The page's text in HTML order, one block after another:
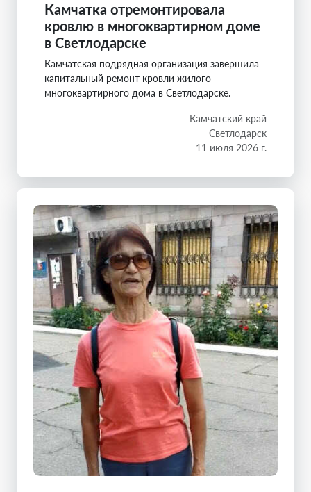
Камчатка отремонтировала
кровлю в многоквартирном доме
в Светлодарске
Камчатская подрядная организация завершила
капитальный ремонт кровли жилого
многоквартирного дома в Светлодарске.
Камчатский край
Светлодарск
11 июля 2026 г.